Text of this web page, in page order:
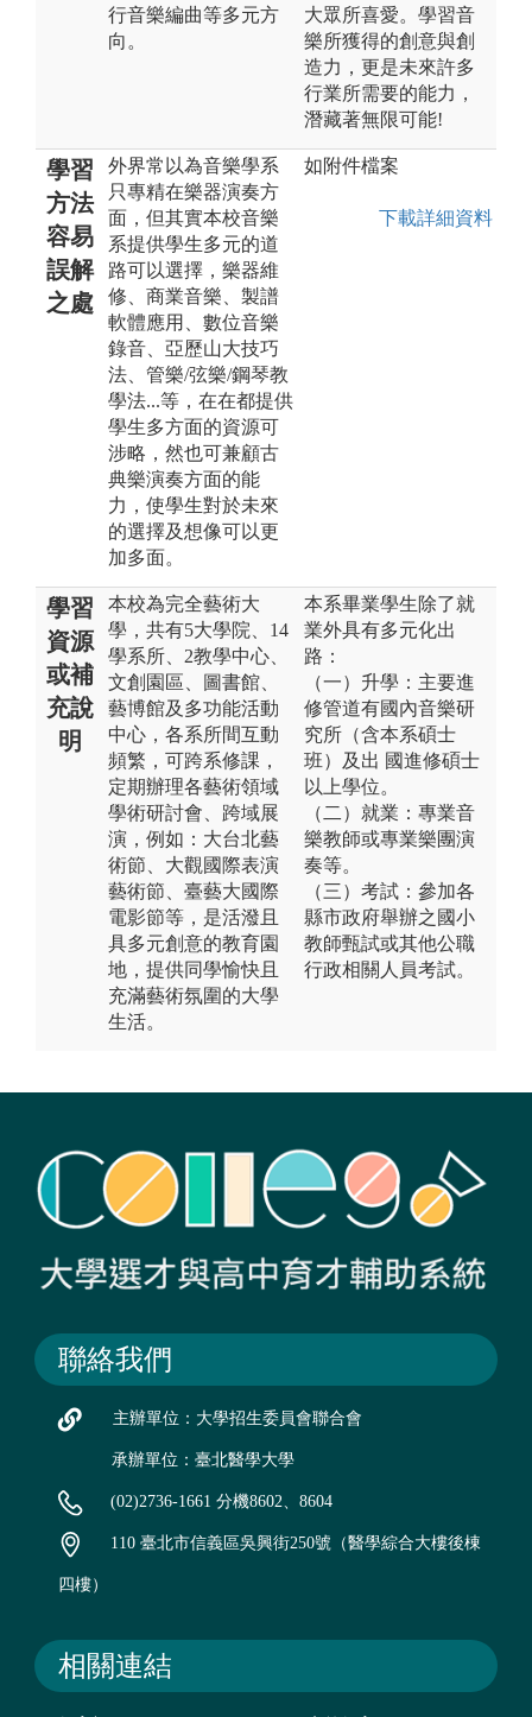
行音樂編曲等多元方
向。
大眾所喜愛。學習音
樂所獲得的創意與創
造力，更是未來許多
行業所需要的能力，
潛藏著無限可能!
學習
方法
容易
誤解
之處
外界常以為音樂學系
只專精在樂器演奏方
面，但其實本校音樂
系提供學生多元的道
路可以選擇，樂器維
修、商業音樂、製譜
軟體應用、數位音樂
錄音、亞歷山大技巧
法、管樂/弦樂/鋼琴教
學法...等，在在都提供
學生多方面的資源可
涉略，然也可兼顧古
典樂演奏方面的能
力，使學生對於未來
的選擇及想像可以更
加多面。
如附件檔案
下載詳細資料
學習
資源
或補
充說
明
本校為完全藝術大
學，共有5大學院、14
學系所、2教學中心、
文創園區、圖書館、
藝博館及多功能活動
中心，各系所間互動
頻繁，可跨系修課，
定期辦理各藝術領域
學術研討會、跨域展
演，例如：大台北藝
術節、大觀國際表演
藝術節、臺藝大國際
電影節等，是活潑且
具多元創意的教育園
地，提供同學愉快且
充滿藝術氛圍的大學
生活。
本系畢業學生除了就
業外具有多元化出
路：
（一）升學：主要進
修管道有國內音樂研
究所（含本系碩士
班）及出 國進修碩士
以上學位。
（二）就業：專業音
樂教師或專業樂團演
奏等。
（三）考試：參加各
縣市政府舉辦之國小
教師甄試或其他公職
行政相關人員考試。
聯絡我們
主辦單位：大學招生委員會聯合會
承辦單位：臺北醫學大學
(02)2736-1661 分機8602、8604
110 臺北市信義區吳興街250號（醫學綜合大樓後棟
四樓）
相關連結